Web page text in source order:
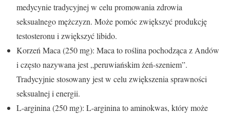
medycynie tradycyjnej w celu promowania zdrowia
seksualnego mężczyzn. Może pomóc zwiększyć produkcję
testosteronu i zwiększyć libido.
Korzeń Maca (250 mg): Maca to roślina pochodząca z Andów
i często nazywana jest „peruwiańskim żeń-szeniem”.
Tradycyjnie stosowany jest w celu zwiększenia sprawności
seksualnej i energii.
L-arginina (250 mg): L-arginina to aminokwas, który może